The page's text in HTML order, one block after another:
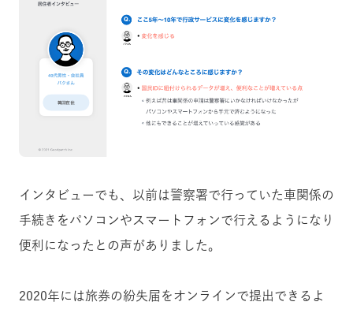
インタビューでも、以前は警察署で行っていた車関係の
手続きをパソコンやスマートフォンで行えるようになり
便利になったとの声がありました。
2020年には旅券の紛失届をオンラインで提出できるよ